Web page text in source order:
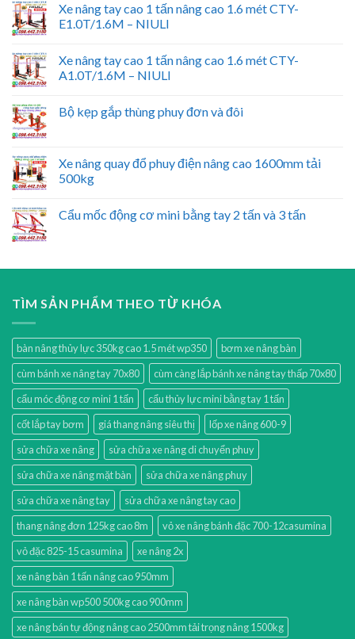
Xe nâng tay cao 1 tấn nâng cao 1.6 mét CTY-
E1.0T/1.6M – NIULI
Xe nâng tay cao 1 tấn nâng cao 1.6 mét CTY-
A1.0T/1.6M – NIULI
Bộ kẹp gắp thùng phuy đơn và đôi
Xe nâng quay đổ phuy điện nâng cao 1600mm tải
500kg
Cẩu mốc động cơ mini bằng tay 2 tấn và 3 tấn
TÌM SẢN PHẨM THEO TỪ KHÓA
bàn nâng thủy lực 350kg cao 1.5 mét wp350
bơm xe nâng bàn
cùm bánh xe nâng tay 70x80
cùm càng lắp bánh xe nâng tay thấp 70x80
cẩu móc động cơ mini 1 tấn
cẩu thủy lực mini bằng tay 1 tấn
cốt lắp tay bơm
giá thang nâng siêu thị
lốp xe nâng 600-9
sửa chữa xe nâng
sửa chữa xe nâng di chuyển phuy
sửa chữa xe nâng mặt bàn
sửa chữa xe nâng phuy
sửa chữa xe nâng tay
sửa chữa xe nâng tay cao
thang nâng đơn 125kg cao 8m
vỏ xe nâng bánh đặc 700-12casumina
vỏ đặc 825-15 casumina
xe nâng 2x
xe nâng bàn 1 tấn nâng cao 950mm
xe nâng bàn wp500 500kg cao 900mm
xe nâng bán tự động nâng cao 2500mm tải trọng nâng 1500kg